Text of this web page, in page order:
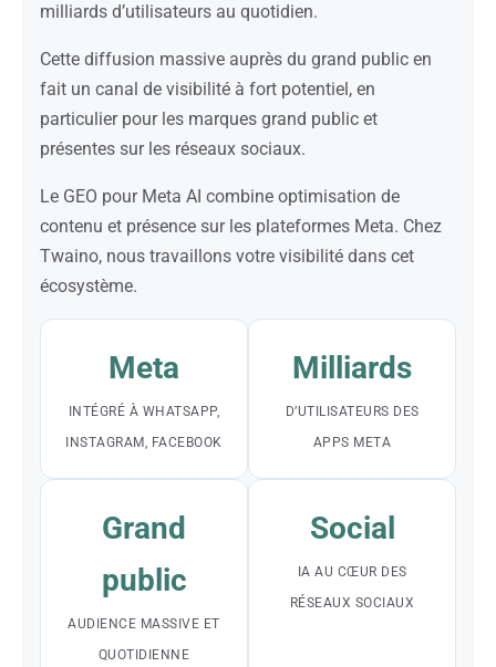
milliards d’utilisateurs au quotidien.
Cette diffusion massive auprès du grand public en
fait un canal de visibilité à fort potentiel, en
particulier pour les marques grand public et
présentes sur les réseaux sociaux.
Le GEO pour Meta AI combine optimisation de
contenu et présence sur les plateformes Meta. Chez
Twaino, nous travaillons votre visibilité dans cet
écosystème.
Meta
INTÉGRÉ À WHATSAPP,
INSTAGRAM, FACEBOOK
Milliards
D’UTILISATEURS DES
APPS META
Grand
public
AUDIENCE MASSIVE ET
QUOTIDIENNE
Social
IA AU CŒUR DES
RÉSEAUX SOCIAUX